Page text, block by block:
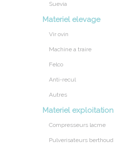
Suevia
Materiel elevage
Vir ovin
Machine a traire
Felco
Anti-recul
Autres
Materiel exploitation
Compresseurs lacme
Pulverisateurs berthoud